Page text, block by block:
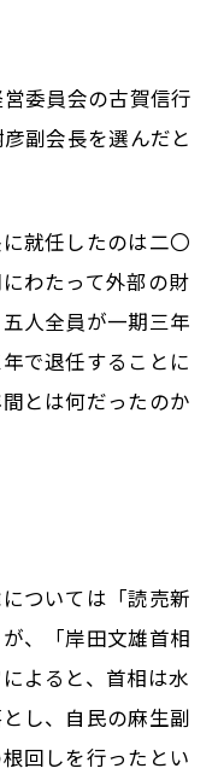
委員会の古賀信行
副会長を選んだと
就任したのは二〇
わたって外部の財
人全員が一期三年
で退任することに
とは何だったのか
ついては「読売新
、「岸田文雄首相
よると、首相は水
し、自民の麻生副
回しを行ったとい